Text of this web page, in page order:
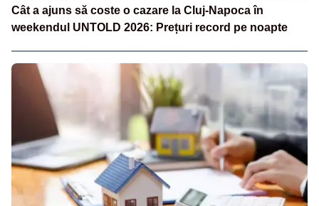
Cât a ajuns să coste o cazare la Cluj-Napoca în
weekendul UNTOLD 2026: Prețuri record pe noapte